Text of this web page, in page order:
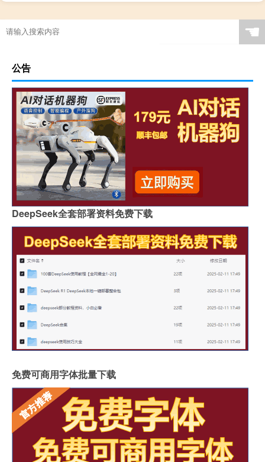
☚
公告
DeepSeek全套部署资料免费下载
免费可商用字体批量下载